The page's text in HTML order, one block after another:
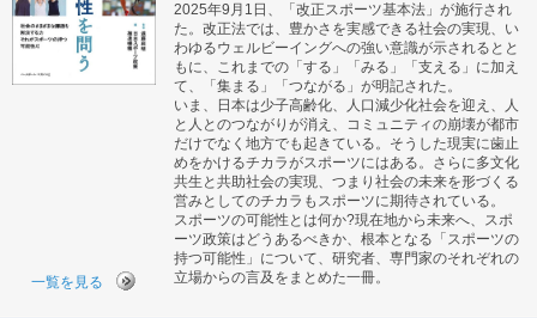
2025年9月1日、「改正スポーツ基本法」が施行され
た。改正法では、豊かさを実感できる社会の実現、い
わゆるウェルビーイングへの強い意識が示されるとと
もに、これまでの「する」「みる」「支える」に加え
て、「集まる」「つながる」が明記された。
いま、日本は少子高齢化、人口減少化社会を迎え、人
と人とのつながりが消え、コミュニティの崩壊が都市
だけでなく地方でも起きている。そうした現実に歯止
めをかけるチカラがスポーツにはある。さらに多文化
共生と共助社会の実現、つまり社会の未来を形づくる
営みとしてのチカラもスポーツに期待されている。
スポーツの可能性とは何か?現在地から未来へ、スポ
ーツ政策はどうあるべきか、根本となる「スポーツの
持つ可能性」について、研究者、専門家のそれぞれの
立場からの言及をまとめた一冊。
一覧を見る